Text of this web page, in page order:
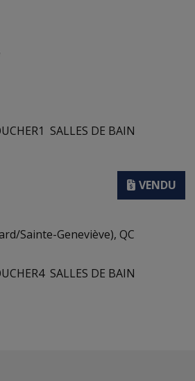
1 SALLES DE BAIN
Sainte-Geneviève), QC
4 SALLES DE BAIN